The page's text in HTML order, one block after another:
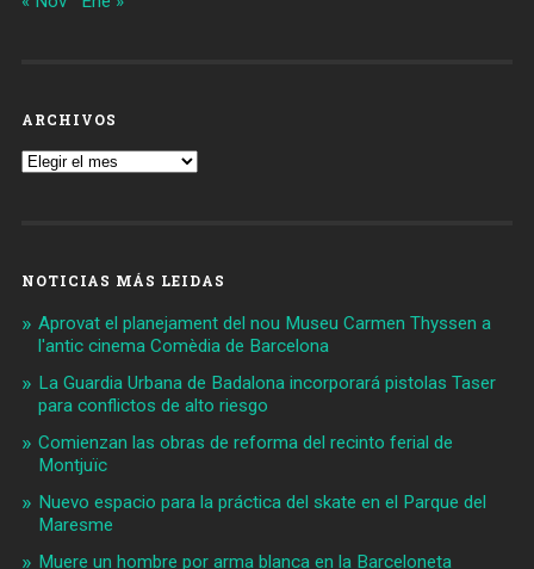
ARCHIVOS
Archivos
NOTICIAS MÁS LEIDAS
Aprovat el planejament del nou Museu Carmen Thyssen a
l'antic cinema Comèdia de Barcelona
La Guardia Urbana de Badalona incorporará pistolas Taser
para conflictos de alto riesgo
Comienzan las obras de reforma del recinto ferial de
Montjuïc
Nuevo espacio para la práctica del skate en el Parque del
Maresme
Muere un hombre por arma blanca en la Barceloneta